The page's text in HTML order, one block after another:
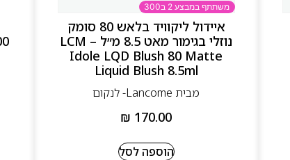
משתתף במבצע 2 ב300
איידול ליקוויד בלאש 80 סומק
נוזלי בגימור מאט 8.5 מ״ל – LCM
Idole LQD Blush 80 Matte
Liquid Blush 8.5ml
מבית Lancome- לנקום
₪ 170.00
הוספה לסל